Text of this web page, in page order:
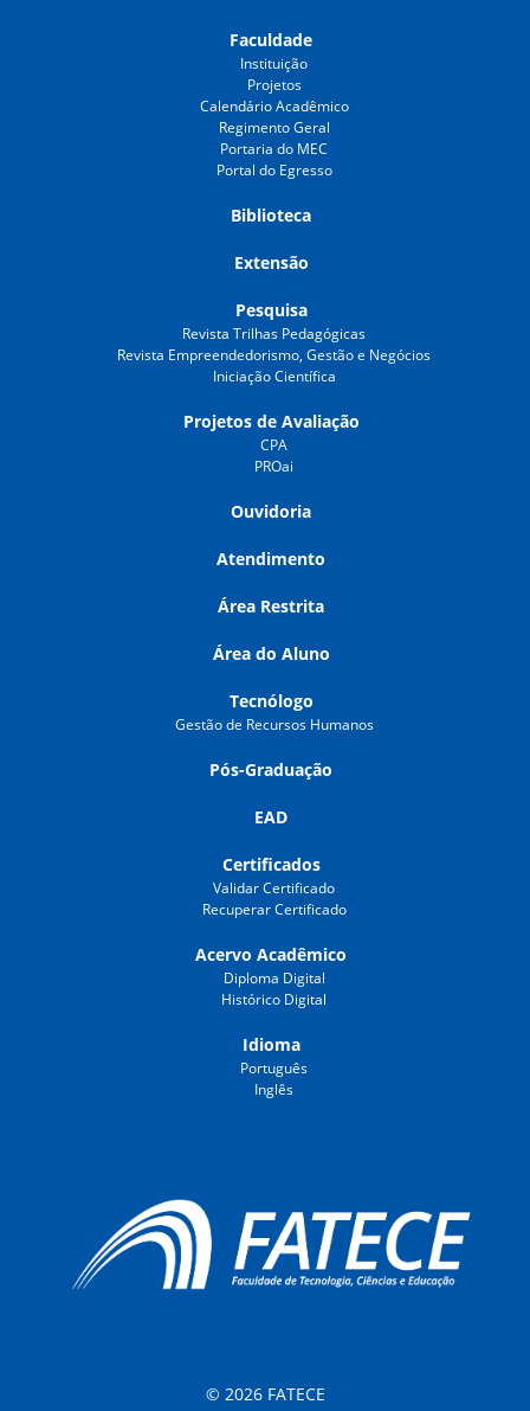
Faculdade
Instituição
Projetos
Calendário Acadêmico
Regimento Geral
Portaria do MEC
Portal do Egresso
Biblioteca
Extensão
Pesquisa
Revista Trilhas Pedagógicas
Revista Empreendedorismo, Gestão e Negócios
Iniciação Científica
Projetos de Avaliação
CPA
PROai
Ouvidoria
Atendimento
Área Restrita
Área do Aluno
Tecnólogo
Gestão de Recursos Humanos
Pós-Graduação
EAD
Certificados
Validar Certificado
Recuperar Certificado
Acervo Acadêmico
Diploma Digital
Histórico Digital
Idioma
Português
Inglês
© 2026 FATECE